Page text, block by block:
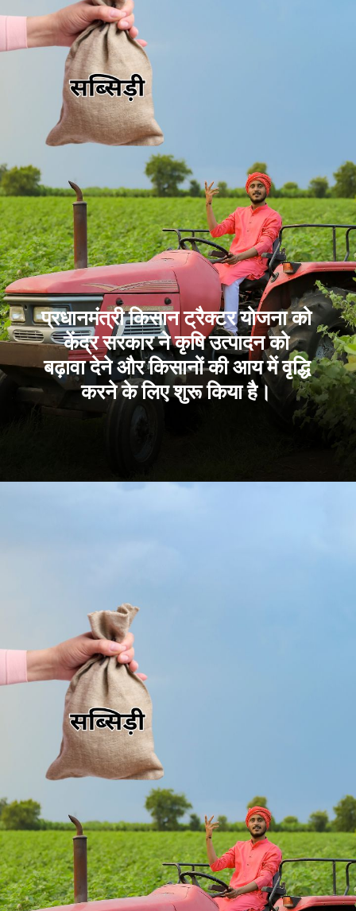
प्रधानमंत्री किसान ट्रैक्टर योजना को
केंद्र सरकार ने कृषि उत्पादन को
बढ़ावा देने और किसानों की आय में वृद्धि
करने के लिए शुरू किया है।